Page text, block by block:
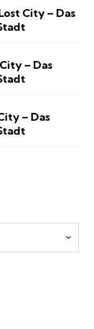
City – Das
– Das
– Das